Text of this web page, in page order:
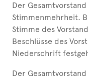
Der
Stimmenmehrheit.
Stimme des
Beschlüsse des
Niederschrift
Der